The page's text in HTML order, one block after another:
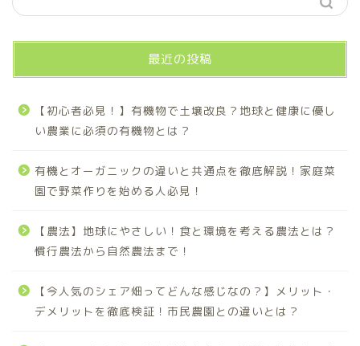
最近の投稿
【初心者必見！】有機物で土壌改良？地球と健康に優し
い農業に必須の有機物とは？
有機とオーガニックの違いと共通点を徹底解説！家庭菜
園で野菜作りを始める人必見！
【農法】地球にやさしい！食と環境を考える農法とは？
慣行農法から自然農法まで！
【今人気のシェア畑ってどんな感じなの？】メリット・
デメリットを徹底検証！市民農園との違いとは？